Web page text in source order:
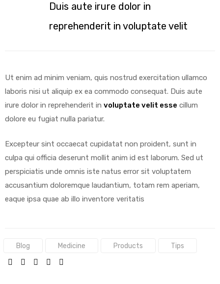
Duis aute irure dolor in
reprehenderit in voluptate velit
Ut enim ad minim veniam, quis nostrud exercitation ullamco
laboris nisi ut aliquip ex ea commodo consequat. Duis aute
irure dolor in reprehenderit in voluptate velit esse cillum
dolore eu fugiat nulla pariatur.
Excepteur sint occaecat cupidatat non proident, sunt in
culpa qui officia deserunt mollit anim id est laborum. Sed ut
perspiciatis unde omnis iste natus error sit voluptatem
accusantium doloremque laudantium, totam rem aperiam,
eaque ipsa quae ab illo inventore veritatis
Tags:Blog Medicine Products Tips
SHARE: